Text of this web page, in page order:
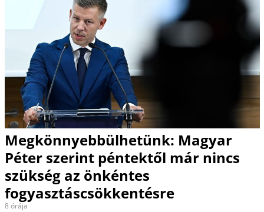
Megkönnyebbülhetünk: Magyar
Péter szerint péntektől már nincs
szükség az önkéntes
fogyasztáscsökkentésre
8 órája